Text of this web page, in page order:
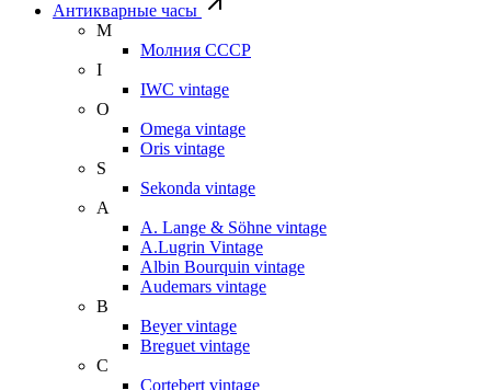
Антикварные часы
М
Молния СССР
I
IWC vintage
O
Omega vintage
Oris vintage
S
Sekonda vintage
A
A. Lange & Söhne vintage
A.Lugrin Vintage
Albin Bourquin vintage
Audemars vintage
B
Beyer vintage
Breguet vintage
C
Cortebert vintage